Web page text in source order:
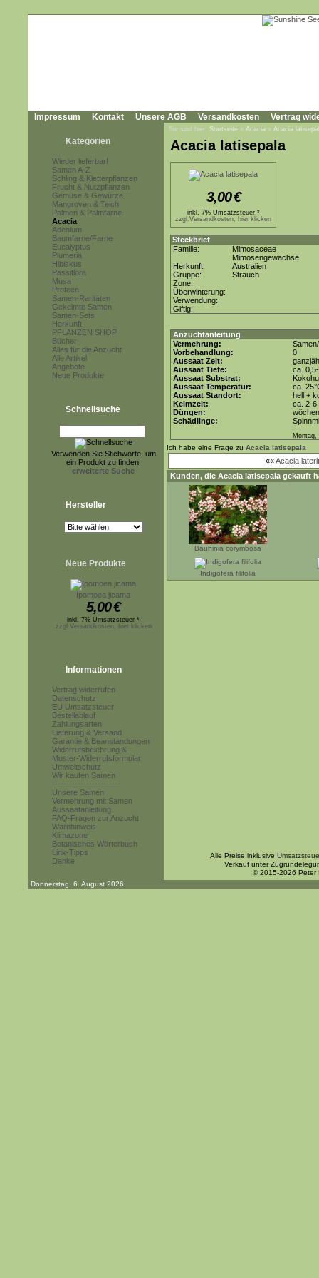
Impressum Kontakt Unsere AGB Versandkosten Vertrag
Kategorien
Wieder lieferbar!
Samen A-Z
Schling & Kletterpflanzen
Frucht & Nutzpflanzen
Gemüse & Gewürze
Mangroven & Teich
Palmen & Palmfarne
Acacia
Adenium
Baumfarne/Farne
Eucalyptus
Plumeria
Hibiskus
Passiflora
Musa
Proteen
Samen-Raritäten
Gekeimte Samen
Samen-Sets
Herkunft
PFLANZEN SHOP
Bücher
Alles für die Anzucht
Alle Artikel
Angebote
Neue Produkte
Schnellsuche
Verwenden Sie Stichworte, um
ein Produkt zu finden.
erweiterte Suche
Hersteller
Neue Produkte
Ipomoea jicama
5,00€
inkl. 7% Umsatzsteuer *
zzgl.Versandkosten, hier klicken
Informationen
Vertrag widerrufen
Datenschutz
EU Umsatzsteuer
Bestellablauf
Zahlungsarten
Lieferung & Versand
Garantie & Beanstandungen
Widerrufsbelehrung &
Muster-Widerrufsformular
Umweltschutz
Wir kaufen Samen
------------------------
Unsere Samen
Vermehrung mit Samen
Aussaatanleitung
FAQ-Fragen zur Anzucht
Warnhinweis
Klimazone
Botanisches Wörterbuch
Link-Tipps
Danke
Sie sind hier: Startseite » Acacia » Acacia
Acacia latisepala
3,00€
inkl. 7% Umsatzsteuer *
zzgl.Versandkosten, hier klicken
Steckbrief
Familie:
Mimosaceae
Mimosengewächse
Herkunft:
Australien
Gruppe:
Strauch
Zone:
Überwinterung:
Verwendung:
Giftig:
Anzuchtanleitung
Vermehrung:
Vorbehandlung:
0
Aussaat Zeit:
Aussaat Tiefe:
ca.
Aussaat Substrat:
Aussaat Temperatur:
ca.
Aussaat Standort:
hell +
Keimzeit:
ca. 2-6
Düngen:
Schädlinge:
Montag,
Ich habe eine Frage zu Acacia latisepala
««Acacia
Kunden, die Acacia latisepala gekauft
Bauhinia corymbosa
Indigofera filifolia
Alle Preise inklusive
Verkauf unter
© 2015-2026 Peter
Donnerstag, 6. August 2026